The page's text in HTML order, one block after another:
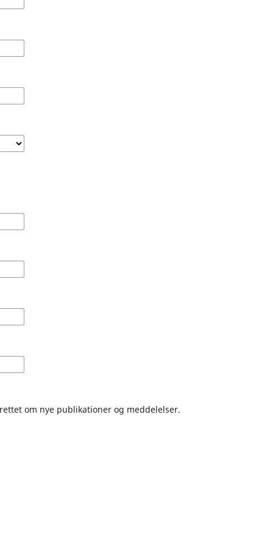
om nye publikationer og meddelelser.